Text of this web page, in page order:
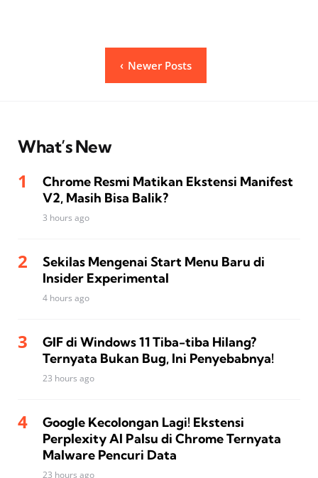
Newer Posts
What’s New
Chrome Resmi Matikan Ekstensi Manifest
V2, Masih Bisa Balik?
3 hours ago
Sekilas Mengenai Start Menu Baru di
Insider Experimental
4 hours ago
GIF di Windows 11 Tiba-tiba Hilang?
Ternyata Bukan Bug, Ini Penyebabnya!
23 hours ago
Google Kecolongan Lagi! Ekstensi
Perplexity AI Palsu di Chrome Ternyata
Malware Pencuri Data
23 hours ago